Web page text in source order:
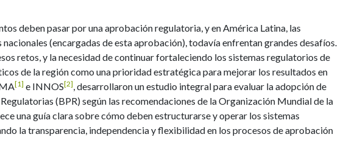
deben pasar por una aprobación regulatoria, y en América Latina, las
(encargadas de esta aprobación), todavía enfrentan grandes desafíos.
retos, y la necesidad de continuar fortaleciendo los sistemas regulatorios de
de la región como una prioridad estratégica para mejorar los resultados en
[1] e INNOS[2] , desarrollaron un estudio integral para evaluar la adopción de
(BPR) según las recomendaciones de la Organización Mundial de la
una guía clara sobre cómo deben estructurarse y operar los sistemas
la transparencia, independencia y flexibilidad en los procesos de aprobación